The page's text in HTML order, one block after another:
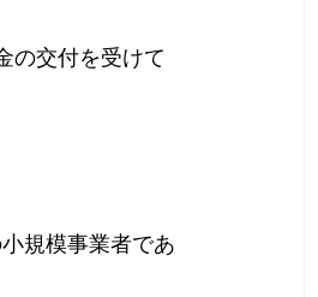
の交付を受けて
規模事業者であ